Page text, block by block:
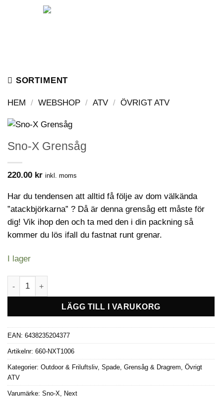
SORTIMENT
HEM / WEBSHOP / ATV / ÖVRIGT ATV
Sno-X Grensåg
220.00 kr inkl. moms
Har du tendensen att alltid få följe av dom välkända
”atackbjörkarna” ? Då är denna grensåg ett måste för
dig! Vik ihop den och ta med den i din packning så
kommer du lös ifall du fastnat runt grenar.
I lager
Sno-X Grensåg mängd
LÄGG TILL I VARUKORG
EAN: 6438235204377
Artikelnr: 660-NXT1006
Kategorier: Outdoor & Friluftsliv, Spade, Grensåg & Dragrem Övrigt
ATV
Varumärke: Sno-X Next